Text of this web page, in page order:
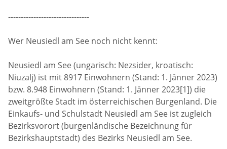
--------------------------------
Wer Neusiedl am See noch nicht kennt:
Neusiedl am See (ungarisch: Nezsider, kroatisch:
Niuzalj) ist mit 8917 Einwohnern (Stand: 1. Jänner 2023)
bzw. 8.948 Einwohnern (Stand: 1. Jänner 2023[1]) die
zweitgrößte Stadt im österreichischen Burgenland. Die
Einkaufs- und Schulstadt Neusiedl am See ist zugleich
Bezirksvorort (burgenländische Bezeichnung für
Bezirkshauptstadt) des Bezirks Neusiedl am See.